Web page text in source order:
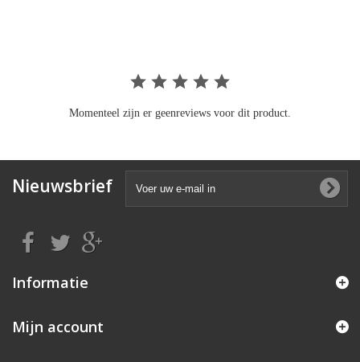
Momenteel zijn er geenreviews voor dit product.
Nieuwsbrief
Informatie
Mijn account